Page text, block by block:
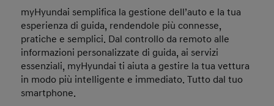
myHyundai semplifica la gestione dell’auto e la tua
esperienza di guida, rendendole più connesse,
pratiche e semplici. Dal controllo da remoto alle
informazioni personalizzate di guida, ai servizi
essenziali, myHyundai ti aiuta a gestire la tua vettura
in modo più intelligente e immediato. Tutto dal tuo
smartphone.